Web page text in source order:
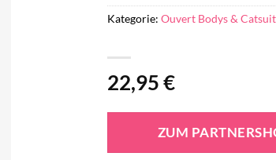
22,95€
ZUM
Kategorie:Ouvert Bodys &